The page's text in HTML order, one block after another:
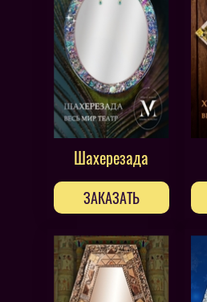
Шахерезада
ЗАКАЗАТЬ